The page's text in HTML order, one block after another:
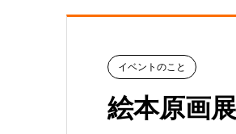
イベントのこと
絵本原画